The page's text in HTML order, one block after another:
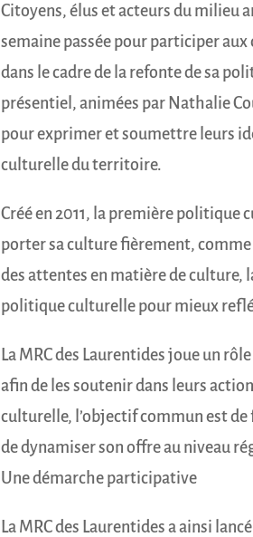
Citoyens, élus et acteurs du milieu
semaine passée pour participer
dans le cadre de la refonte de sa
présentiel, animées par Nathalie
pour exprimer et soumettre leurs
culturelle du territoire.
Créé en 2011, la première politique
porter sa culture fièrement, comme
des attentes en matière de culture,
politique culturelle pour mieux
La MRC des Laurentides joue un
afin de les soutenir dans leurs
culturelle, l’objectif commun est
de dynamiser son offre au niveau
Une démarche participative
La MRC des Laurentides a ainsi